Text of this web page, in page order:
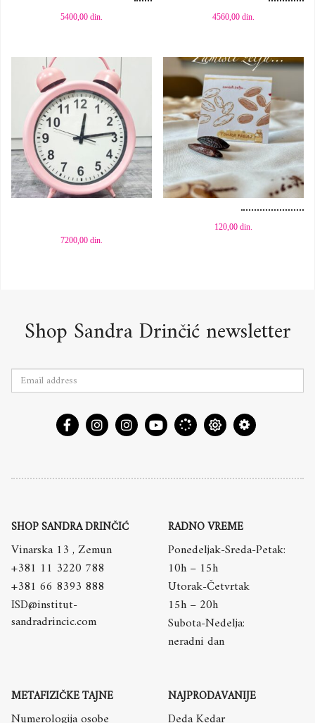
5400,00 din. 4560,00din.
Dodaj u korpu
7200,00 din.
Dodaj u korpu
120,00din.
Shop Sandra Drinčić newsletter
SHOP SANDRA DRINČIĆ
Vinarska 13 , Zemun
+381 11 3220 788
+381 66 8393 888
ISD@institut-
sandradrincic.com
RADNO VREME
Ponedeljak-Sreda-Petak:
10h – 15h
Utorak-Četvrtak
15h – 20h
Subota-Nedelja:
neradni dan
METAFIZIČKE TAJNE NAJPRODAVANIJE